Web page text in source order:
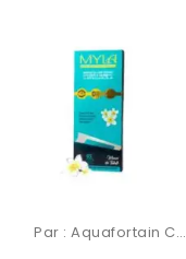
Par : Aquafortain Cosmetics